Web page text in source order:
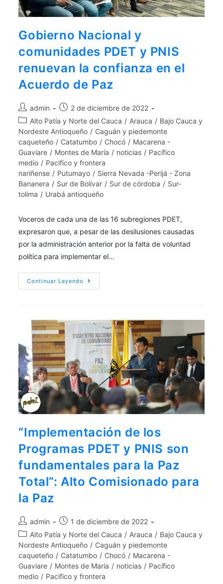
Gobierno Nacional y
comunidades PDET y PNIS
renuevan la confianza en el
Acuerdo de Paz
admin
2 de diciembre de 2022
Alto Patía y Norte del Cauca / Arauca / Bajo Cauca y
Nordeste Antioqueño / Caguán y piedemonte
caqueteño / Catatumbo / Chocó / Macarena -
Guaviare / Montes de María / noticias / Pacífico
medio / Pacifico y frontera
nariñense / Putumayo / Sierra Nevada -Perijá - Zona
Bananera / Sur de Bolívar / Sur de córdoba / Sur-
tolima / Urabá antioqueño
Voceros de cada una de las 16 subregiones PDET,
expresaron que, a pesar de las desilusiones causadas
por la administración anterior por la falta de voluntad
política para implementar el…
Continuar Leyendo
“Implementación de los
Programas PDET y PNIS son
fundamentales para la Paz
Total”: Alto Comisionado para
la Paz
admin
1 de diciembre de 2022
Alto Patía y Norte del Cauca / Arauca / Bajo Cauca y
Nordeste Antioqueño / Caguán y piedemonte
caqueteño / Catatumbo / Chocó / Macarena -
Guaviare / Montes de María / noticias / Pacífico
medio / Pacifico y frontera